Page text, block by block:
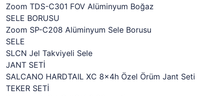
Zoom TDS-C301 FOV Alüminyum Boğaz
SELE BORUSU
Zoom SP-C208 Alüminyum Sele Borusu
SELE
SLCN Jel Takviyeli Sele
JANT SETİ
SALCANO HARDTAIL XC 8x4h Özel Örüm Jant Seti
TEKER SETİ